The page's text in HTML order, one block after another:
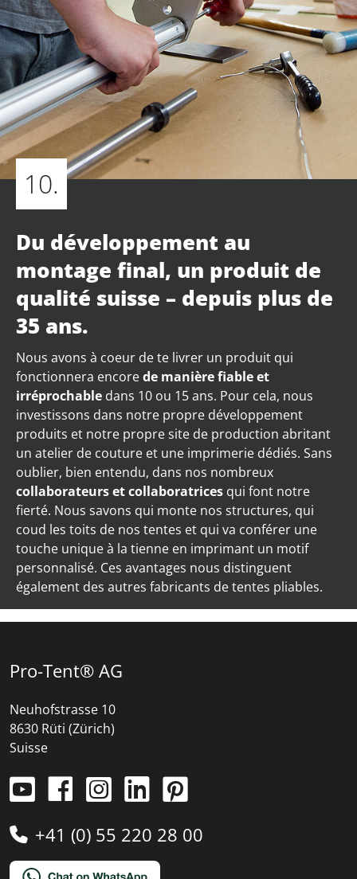
10.
Du développement au
montage final, un produit de
qualité suisse – depuis plus de
35 ans.
Nous avons à coeur de te livrer un produit qui
fonctionnera encorede manière fiable et
irréprochable dans 10 ou 15 ans. Pour cela, nous
investissons dans notre propre développement
produits et notre propre site de production abritant
un atelier de couture et une imprimerie dédiés. Sans
oublier, bien entendu, dans nos nombreux
collaborateurs et collaboratrices qui font notre
fierté. Nous savons qui monte nos structures, qui
coud les toits de nos tentes et qui va conférer une
touche unique à la tienne en imprimant un motif
personnalisé. Ces avantages nous distinguent
également des autres fabricants de tentes pliables.
Pro-Tent® AG
Neuhofstrasse 10
8630 Rüti (Zürich)
Suisse
+41 (0) 55 220 28 00